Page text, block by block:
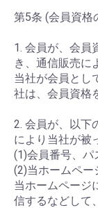
第5条 (会員資格
1. 会員が、会員
き、通信販売に
当社が会員とし
社は、会員資格
2. 会員が、以下
により当社が被
(1)会員番号、パ
(2)当ホームペー
当ホームページ
信するなどして